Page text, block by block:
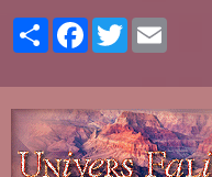
PartagerFacebook
Twitter